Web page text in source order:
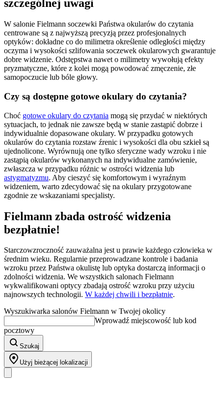
szczególnej uwagi
W salonie Fielmann soczewki Państwa okularów do czytania
centrowane są z najwyższą precyzją przez profesjonalnych
optyków: dokładne co do milimetra określenie odległości między
oczyma i wysokości szlifowania soczewek okularowych gwarantuje
dobre widzenie. Odstępstwa nawet o milimetry wywołują efekty
pryzmatyczne, które z kolei mogą powodować zmęczenie, złe
samopoczucie lub bóle głowy.
Czy są dostępne gotowe okulary do czytania?
Choć gotowe okulary do czytania mogą się przydać w niektórych
sytuacjach, to jednak nie zawsze będą w stanie zastąpić dobrze i
indywidualnie dopasowane okulary. W przypadku gotowych
okularów do czytania rozstaw źrenic i wysokości dla obu szkieł są
ujednolicone. Wyrównują one tylko sferyczne wady wzroku i nie
zastąpią okularów wykonanych na indywidualne zamówienie,
zwłaszcza w przypadku różnic w ostrości widzenia lub
astygmatyzmu. Aby cieszyć się komfortowym i wyraźnym
widzeniem, warto zdecydować się na okulary przygotowane
zgodnie ze wskazaniami specjalisty.
Fielmann zbada ostrość widzenia
bezpłatnie!
Starczowzroczność zauważalna jest u prawie każdego człowieka w
średnim wieku. Regularnie przeprowadzane kontrole i badania
wzroku przez Państwa okulistę lub optyka dostarczą informacji o
zdolności widzenia. We wszystkich salonach Fielmann
wykwalifikowani optycy zbadają ostrość wzroku przy użyciu
najnowszych technologii. W każdej chwili i bezpłatnie.
Wyszukiwarka salonów Fielmann w Twojej okolicy
Wprowadź miejscowość lub kod
pocztowy
Szukaj
Użyj bieżącej lokalizacji